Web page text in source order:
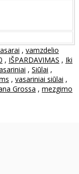
, vamzdelio
, IŠPARDAVIMAS , Iki
, Siūlai ,
, vasariniai siūlai ,
Grossa , mezgimo